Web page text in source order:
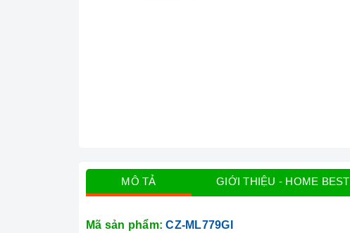
MÔ TẢ GIỚI THIỆU - HOME BEST
Mã sản phẩm:CZ-ML779GI